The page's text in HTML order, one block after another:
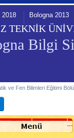
TEKNİK
Bilgi
2018 Bologna 2013
ve Fen Bilimleri Eğitimi